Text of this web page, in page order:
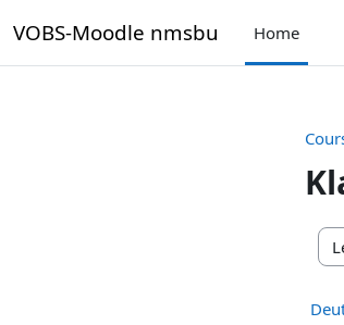
VOBS-Moodle nmsbu Home